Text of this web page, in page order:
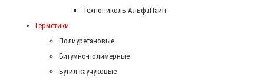
Технониколь АльфаПайп
Герметики
Полиуретановые
Битумно-полимерные
Бутил-каучуковые